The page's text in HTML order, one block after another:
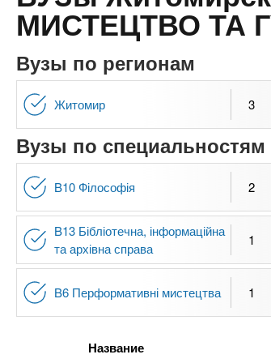
n
t
s
.
i
n
f
o
х
з
а
в
е
д
е
н
и
й
МИСТЕЦТВО ТА
Вузы по регионам
Житомир 3
Вузы по специальностям
B10 Філософія 2
B13 Бібліотечна, інформаційна
та архівна справа
1
B6 Перформативні мистецтва 1
Название